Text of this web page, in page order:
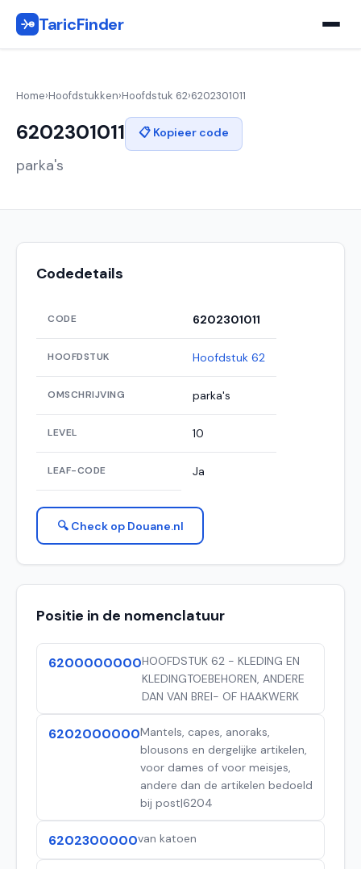
TaricFinder
Home›Hoofdstukken›Hoofdstuk 62›6202301011
6202301011
parka's
📋 Kopieer code
Codedetails
CODE 6202301011
HOOFDSTUK Hoofdstuk 62
OMSCHRIJVING parka's
LEVEL 10
LEAF-CODE Ja
🔍 Check op Douane.nl
Positie in de nomenclatuur
6200000000HOOFDSTUK 62 - KLEDING EN
KLEDINGTOEBEHOREN, ANDERE
DAN VAN BREI- OF HAAKWERK
6202000000Mantels, capes, anoraks,
blousons en dergelijke artikelen,
voor dames of voor meisjes,
andere dan de artikelen bedoeld
bij post|6204
6202300000van katoen